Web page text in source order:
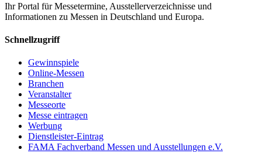
Ihr Portal für Messetermine, Ausstellerverzeichnisse und
Informationen zu Messen in Deutschland und Europa.
Schnellzugriff
Gewinnspiele
Online-Messen
Branchen
Veranstalter
Messeorte
Messe eintragen
Werbung
Dienstleister-Eintrag
FAMA Fachverband Messen und Ausstellungen e.V.